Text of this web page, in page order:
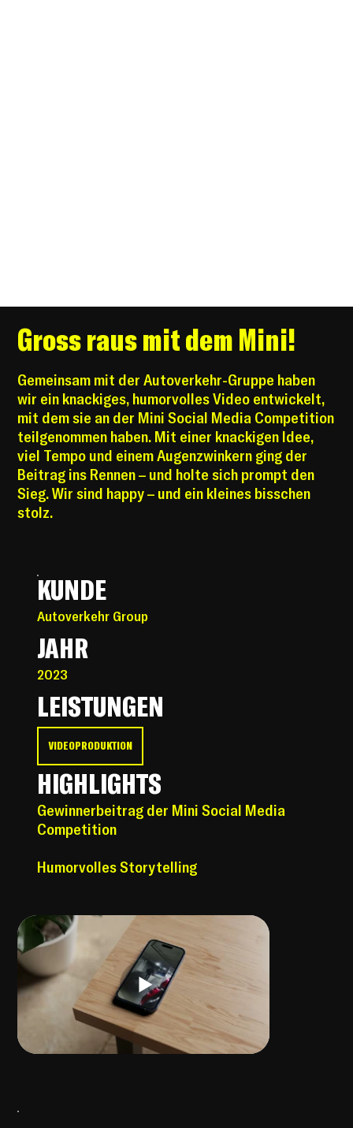
Gross raus mit dem Mini!
Gemeinsam mit der Autoverkehr-Gruppe haben
wir ein knackiges, humorvolles Video entwickelt,
mit dem sie an der Mini Social Media Competition
teilgenommen haben. Mit einer knackigen Idee,
viel Tempo und einem Augenzwinkern ging der
Beitrag ins Rennen – und holte sich prompt den
Sieg. Wir sind happy – und ein kleines bisschen
stolz.
KUNDE
Autoverkehr Group
JAHR
2023
LEISTUNGEN
VIDEOPRODUKTION
HIGHLIGHTS
Gewinnerbeitrag der Mini Social Media
Competition
Humorvolles Storytelling